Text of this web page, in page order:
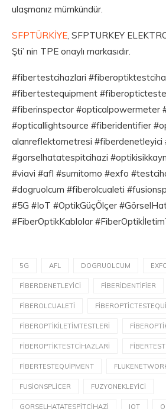
ulaşmanız mümkündür.
SFPTÜRKİYE, SFPTURKEY
Şti’ nin TPE onaylı markasıdır.
#fibertestcihazlari
#fibertestequipment
#fiberinspector #opticalpowermeter
#opticallightsource #fiberidentifier
alanreflektometresi #fiberdenetleyici
#gorselhatatespitcihazi
#viavi #afl #sumitomo #exfo
#dogruolcum #fiberolcualeti
#5G #IoT #OptikGüçÖlçer
#FiberOptikKablolar
5G AFL DOGRUOLCUM
FIBERDENETLEYICI FIBERIDENTIFIER
FIBEROLCUALETI
FIBEROPTIKİLETIMTESTLERI
FIBEROPTIKTESTCIHAZLARI
FIBERTESTEQUIPMENT
FUSIONSPLICER FUZYONEKLEYICI
GORSELHATATESPITCIHAZI IOT